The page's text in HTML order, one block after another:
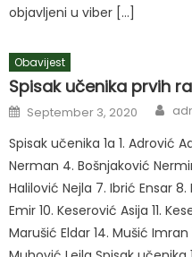
objavljeni u viber […]
Obavijest
Spisak učenika prvih
Posted
on
September 3, 2020
Spisak učenika 1a 1. Adrović
Nerman 4. Bošnjaković
Halilović Nejla 7. Ibrić Ensar
Emir 10. Keserović Asija 11.
Marušić Eldar 14. Mušić